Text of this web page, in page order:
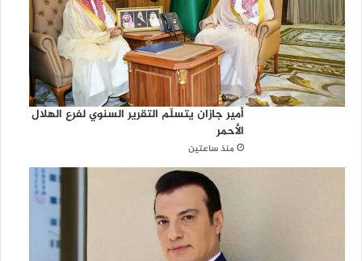
أمير جازان يتسلّم التقرير السنوي لفرع الهلال
الأحمر
منذ ساعتين